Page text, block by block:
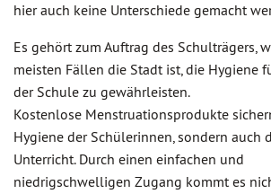
hier auch keine Unterschiede gemacht
Es gehört zum Auftrag des Schulträgers,
meisten Fällen die Stadt ist, die Hygiene
der Schule zu gewährleisten.
Kostenlose Menstruationsprodukte
Hygiene der Schülerinnen, sondern auch
Unterricht. Durch einen einfachen und
niedrigschwelligen Zugang kommt es